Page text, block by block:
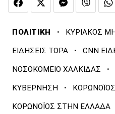
ΠΟΛΙΤΙΚΗ · ΚΥΡΙΑΚΟΣ
ΕΙΔΗΣΕΙΣ ΤΩΡΑ · CNN
ΝΟΣΟΚΟΜΕΙΟ ΧΑΛΚΙΔΑΣ ·
ΚΥΒΕΡΝΗΣΗ · ΚΟΡΩΝΟΪΟΣ
ΚΟΡΩΝΟΪΟΣ ΣΤΗΝ ΕΛΛΑΔΑ